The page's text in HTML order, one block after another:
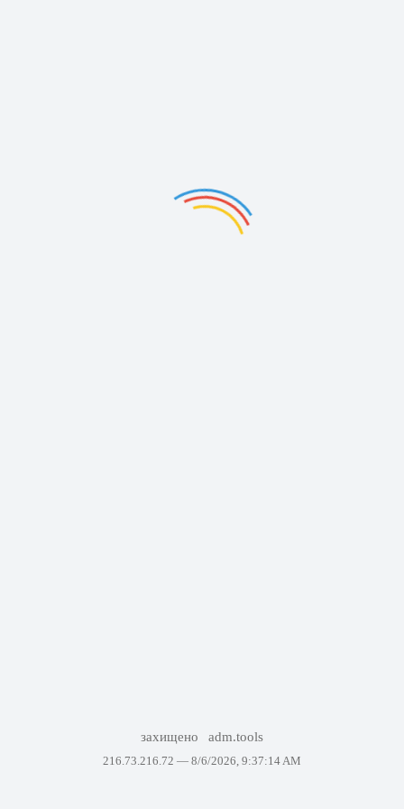
захищено adm.tools
216.73.216.72 — 8/6/2026, 9:37:14 AM